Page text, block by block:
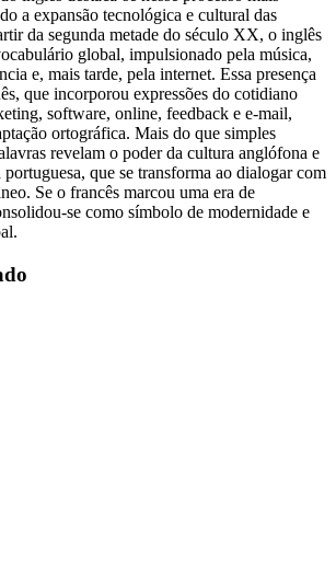
a expansão tecnológica e cultural das
da segunda metade do século XX, o inglês
global, impulsionado pela música,
e, mais tarde, pela internet. Essa presença
que incorporou expressões do cotidiano
software, online, feedback e e-mail,
ortográfica. Mais do que simples
revelam o poder da cultura anglófona e
que se transforma ao dialogar com
Se o francês marcou uma era de
se como símbolo de modernidade e